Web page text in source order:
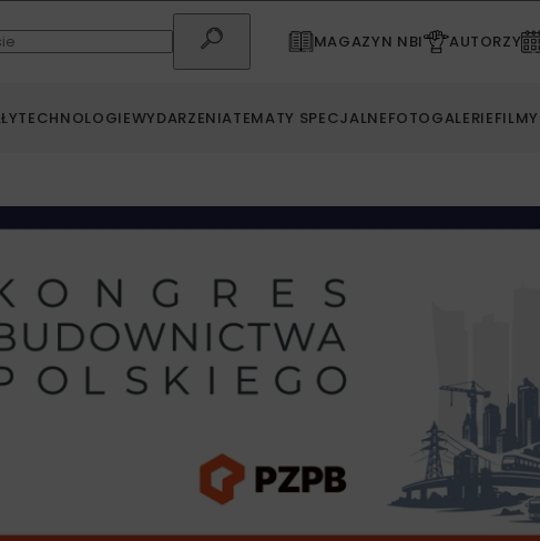
MAGAZYN NBI AUTORZY
TECHNOLOGIEWYDARZENIATEMATY SPECJALNEFOTOGALERIEFILMY